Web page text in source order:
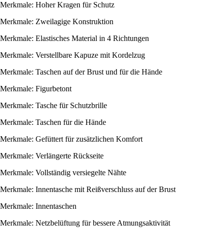
Merkmale: Hoher Kragen für Schutz
Merkmale: Zweilagige Konstruktion
Merkmale: Elastisches Material in 4 Richtungen
Merkmale: Verstellbare Kapuze mit Kordelzug
Merkmale: Taschen auf der Brust und für die Hände
Merkmale: Figurbetont
Merkmale: Tasche für Schutzbrille
Merkmale: Taschen für die Hände
Merkmale: Gefüttert für zusätzlichen Komfort
Merkmale: Verlängerte Rückseite
Merkmale: Vollständig versiegelte Nähte
Merkmale: Innentasche mit Reißverschluss auf der Brust
Merkmale: Innentaschen
Merkmale: Netzbelüftung für bessere Atmungsaktivität